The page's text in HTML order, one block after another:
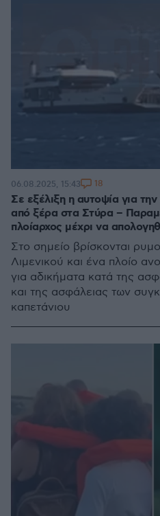
Σε εξέλιξη η αυτοψία για
από ξέρα στα Στύρα –
πλοίαρχος μέχρι να
Στο σημείο βρίσκονται
Λιμενικού και ένα πλοίο
για αδικήματα κατά της
και της ασφάλειας των
καπετάνιου
06.08.2025, 15:43 18